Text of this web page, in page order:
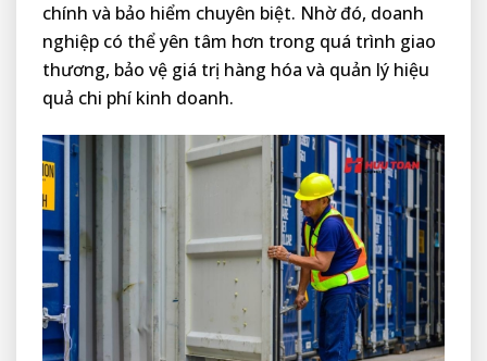
chính và bảo hiểm chuyên biệt. Nhờ đó, doanh
nghiệp có thể yên tâm hơn trong quá trình giao
thương, bảo vệ giá trị hàng hóa và quản lý hiệu
quả chi phí kinh doanh.